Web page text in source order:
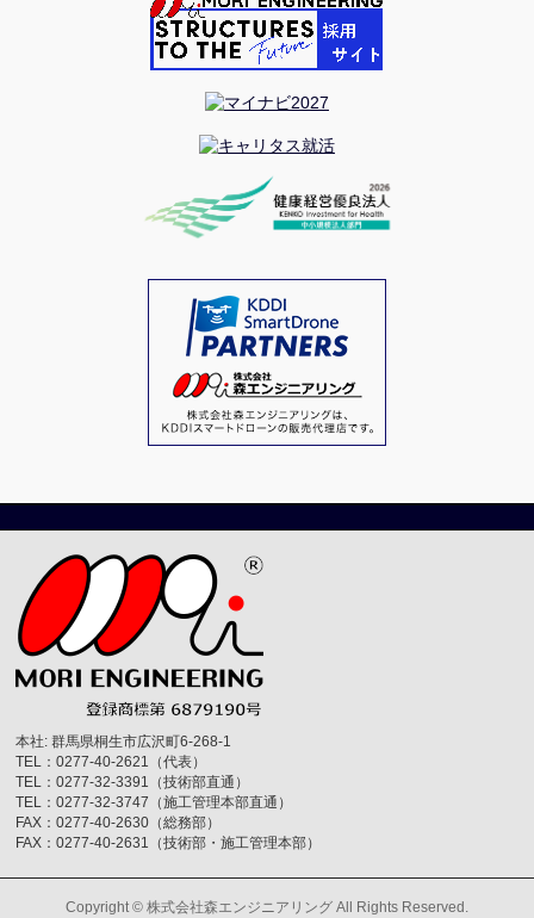
本社: 群馬県桐生市広沢町6-268-1
TEL：0277-40-2621（代表）
TEL：0277-32-3391（技術部直通）
TEL：0277-32-3747（施工管理本部直通）
FAX：0277-40-2630（総務部）
FAX：0277-40-2631（技術部・施工管理本部）
Copyright © 株式会社森エンジニアリングAll Rights Reserved.